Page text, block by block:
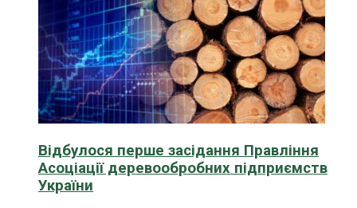
Відбулося перше засідання Правління
Асоціації деревообробних підприємств
України